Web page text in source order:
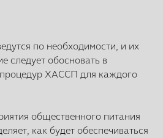
по необходимости, и их
следует обосновать в
процедур ХАССП для каждого
общественного питания
как будет обеспечиваться